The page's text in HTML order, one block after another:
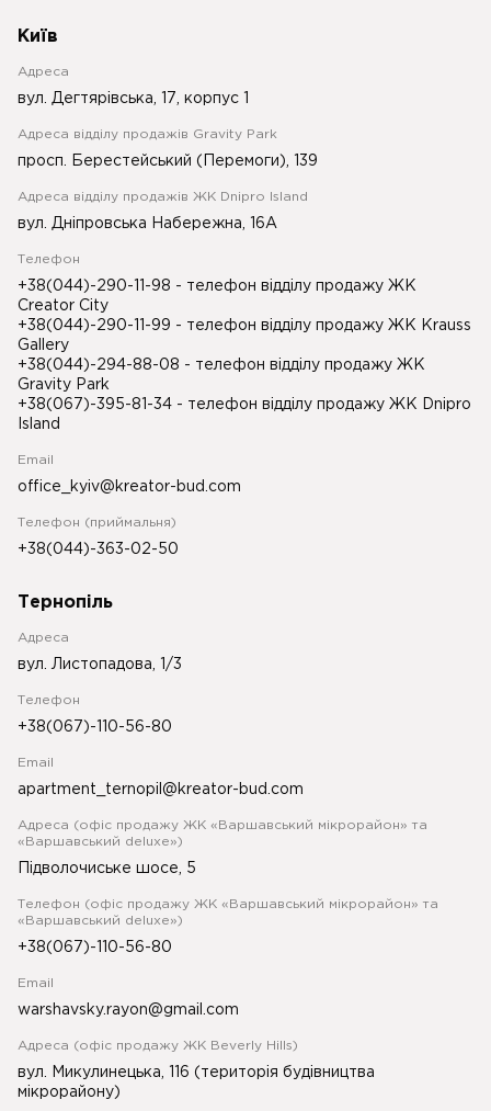
Київ
Адреса
вул. Дегтярівська, 17, корпус 1
Адреса відділу продажів Gravity Park
просп. Берестейський (Перемоги), 139
Адреса відділу продажів ЖК Dnipro Island
вул. Дніпровська Набережна, 16А
Телефон
+38(044)-290-11-98 - телефон відділу продажу ЖК
Creator City
+38(044)-290-11-99 - телефон відділу продажу ЖК Krauss
Gallery
+38(044)-294-88-08 - телефон відділу продажу ЖК
Gravity Park
+38(067)-395-81-34 - телефон відділу продажу ЖК Dnipro
Island
Email
office_kyiv@kreator-bud.com
Телефон (приймальня)
+38(044)-363-02-50
Тернопіль
Адреса
вул. Листопадова, 1/3
Телефон
+38(067)-110-56-80
Email
apartment_ternopil@kreator-bud.com
Адреса (офіс продажу ЖК «Варшавський мікрорайон» та
«Варшавський deluxe»)
Підволочиське шосе, 5
Телефон (офіс продажу ЖК «Варшавський мікрорайон» та
«Варшавський deluxe»)
+38(067)-110-56-80
Email
warshavsky.rayon@gmail.com
Адреса (офіс продажу ЖК Beverly Hills)
вул. Микулинецька, 116 (територія будівництва
мікрорайону)